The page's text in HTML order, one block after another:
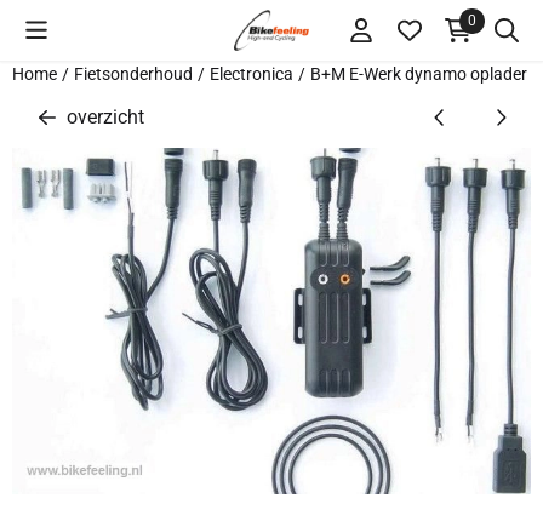
Cookievoorkeuren zijn momenteel gesloten. 0
Home / Fietsonderhoud / Electronica / B+M E-Werk dynamo oplader
overzicht